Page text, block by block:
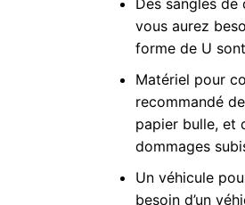
Des sangles
vous aurez
forme de U
Matériel pour
recommandé
papier bulle, et
dommages
Un véhicule
besoin d’un